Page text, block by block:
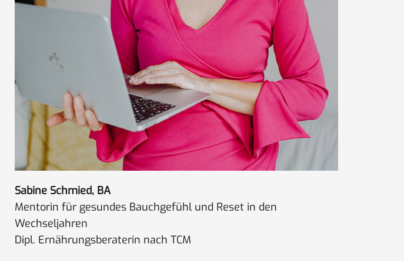
Sabine Schmied, BA
Mentorin für gesundes Bauchgefühl und Reset in den
Wechseljahren
Dipl. Ernährungsberaterin nach TCM